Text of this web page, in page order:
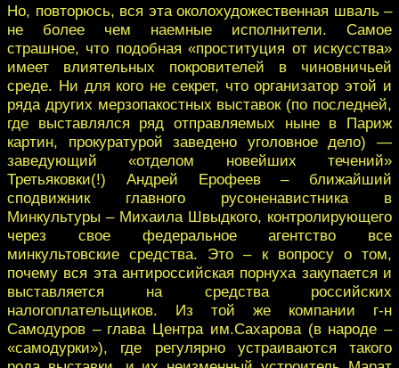
Но, повторюсь, вся эта околохудожественная шваль –
не более чем наемные исполнители. Самое
страшное, что подобная «проституция от искусства»
имеет влиятельных покровителей в чиновничьей
среде. Ни для кого не секрет, что организатор этой и
ряда других мерзопакостных выставок (по последней,
где выставлялся ряд отправляемых ныне в Париж
картин, прокуратурой заведено уголовное дело) —
заведующий «отделом новейших течений»
Третьяковки(!) Андрей Ерофеев – ближайший
сподвижник главного русоненавистника в
Минкультуры – Михаила Швыдкого, контролирующего
через свое федеральное агентство все
минкультовские средства. Это – к вопросу о том,
почему вся эта антироссийская порнуха закупается и
выставляется на средства российских
налогоплательщиков. Из той же компании г-н
Самодуров – глава Центра им.Сахарова (в народе –
«самодурки»), где регулярно устраиваются такого